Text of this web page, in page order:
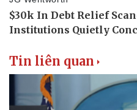
Tin liên quan